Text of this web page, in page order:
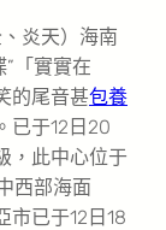
炎天）海南
「實實在
的尾音甚包養
已于12日20
，此中心位于
西部海面
市已于12日18